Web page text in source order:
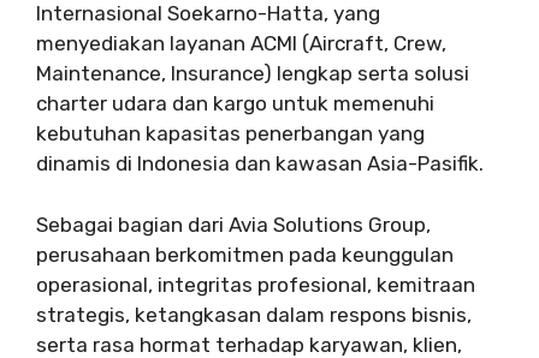
Internasional Soekarno-Hatta, yang
menyediakan layanan ACMI (Aircraft, Crew,
Maintenance, Insurance) lengkap serta solusi
charter udara dan kargo untuk memenuhi
kebutuhan kapasitas penerbangan yang
dinamis di Indonesia dan kawasan Asia-Pasifik.
Sebagai bagian dari Avia Solutions Group,
perusahaan berkomitmen pada keunggulan
operasional, integritas profesional, kemitraan
strategis, ketangkasan dalam respons bisnis,
serta rasa hormat terhadap karyawan, klien,